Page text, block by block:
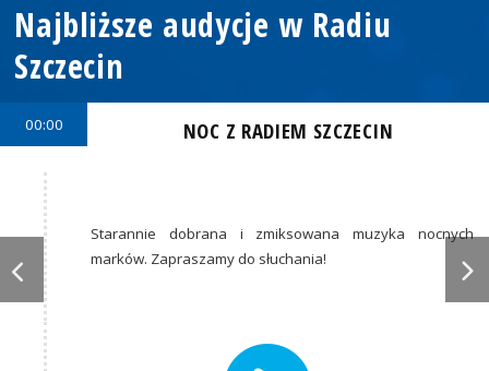
Najbliższe audycje w Radiu
Szczecin
00:00 NOC Z RADIEM SZCZECIN
Starannie dobrana i zmiksowana muzyka nocnych
marków. Zapraszamy do słuchania!